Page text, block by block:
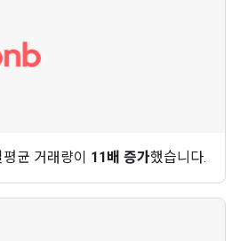
균 거래량이 11배 증가했습니다.